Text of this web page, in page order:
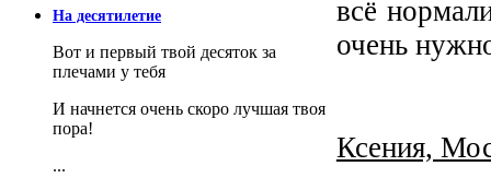
всё
очень
Ксения,
На десятилетие
Вот и первый твой десяток за
плечами у тебя
И начнется очень скоро лучшая твоя
пора!
...